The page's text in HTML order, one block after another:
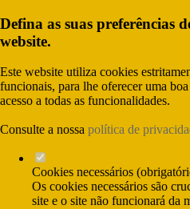
Defina as suas preferências
website.
Este website utiliza cookies
funcionais, para lhe oferecer uma
acesso a todas as funcionalidades.
Consulte a nossa política de
Cookies necessários
Os cookies necessários são
site e o site não funcionará da